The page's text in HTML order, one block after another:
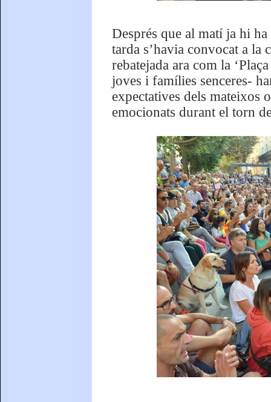
Després que al matí ja hi
tarda s’havia convocat a la
rebatejada ara com la
joves i famílies senceres-
expectatives dels mateixos
emocionats durant el torn